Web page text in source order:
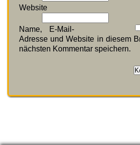
Website
Name, E-Mail-
Adresse und Website in diesem
nächsten Kommentar speichern.